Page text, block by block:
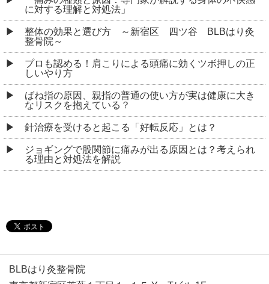
BLBはり灸整骨院
東京都新宿区若葉１丁目１−１５ Y・Tビル 1F
交通:「四谷三丁目」駅 徒歩3分
「四ツ谷」駅 徒歩8分
TEL:03-5925-8324
営業時間:11：00～15：00/16：30～20：00
定休日:日曜・祝日
四ツ谷の整体なら「BLBはり灸整骨院」